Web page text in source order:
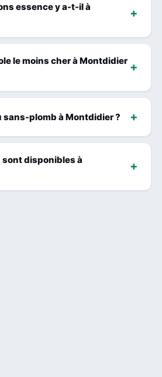
essence y a-t-il à
le moins cher à Montdidier
sans-plomb à Montdidier ?
disponibles à